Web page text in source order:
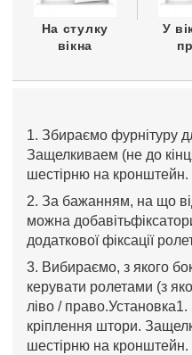
На стулку
вікна
У
1. Збираємо фурнітуру
Защелкиваем (не до
шестірню на кронштейн.
2. За бажанням, на що
можна
додаткової фіксації
3. Вибираємо, з якого
керувати ролетами (з
ліво /
кріплення штори.
шестірню на